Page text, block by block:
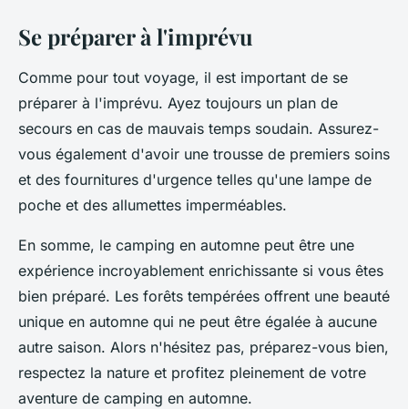
Se préparer à l'imprévu
Comme pour tout voyage, il est important de se
préparer à l'imprévu. Ayez toujours un plan de
secours en cas de mauvais temps soudain. Assurez-
vous également d'avoir une trousse de premiers soins
et des fournitures d'urgence telles qu'une lampe de
poche et des allumettes imperméables.
En somme, le camping en automne peut être une
expérience incroyablement enrichissante si vous êtes
bien préparé. Les forêts tempérées offrent une beauté
unique en automne qui ne peut être égalée à aucune
autre saison. Alors n'hésitez pas, préparez-vous bien,
respectez la nature et profitez pleinement de votre
aventure de camping en automne.